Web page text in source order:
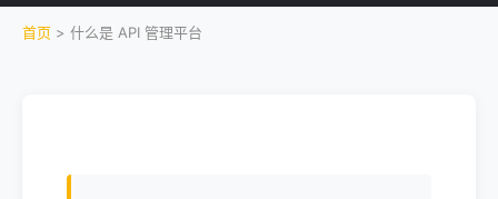
首页 > 什么是 API 管理平台